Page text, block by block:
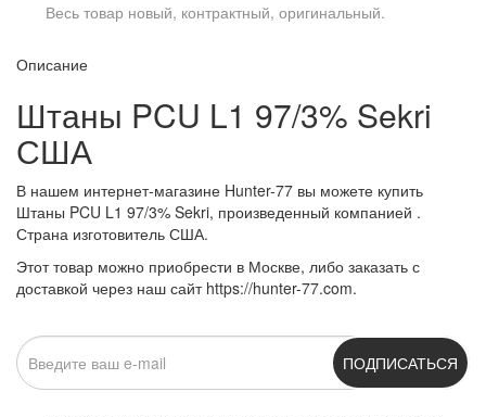
Весь товар новый, контрактный, оригинальный.
Описание
Штаны PCU L1 97/3% Sekri
США
В нашем интернет-магазине Hunter-77 вы можете купить
Штаны PCU L1 97/3% Sekri, произведенный компанией .
Страна изготовитель США.
Этот товар можно приобрести в Москве, либо заказать с
доставкой через наш сайт https://hunter-77.com.
ПОДПИСАТЬСЯ